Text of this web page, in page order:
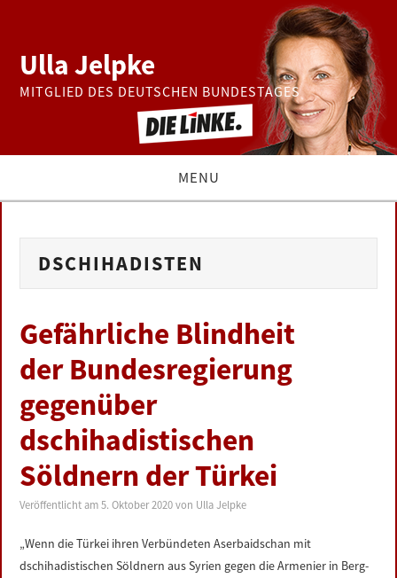
Ulla Jelpke
MITGLIED DES DEUTSCHEN BUNDESTAGES
MENU
BUNDESTAG
ZUR PERSON
LINKS
DATENSCHUTZERKLÄRUNG
IMPRESSUM
DSCHIHADISTEN
Gefährliche Blindheit
der Bundesregierung
gegenüber
dschihadistischen
Söldnern der Türkei
Veröffentlicht am5. Oktober 2020 von Ulla Jelpke
„Wenn die Türkei ihren Verbündeten Aserbaidschan mit
dschihadistischen Söldnern aus Syrien gegen die Armenier in Berg-